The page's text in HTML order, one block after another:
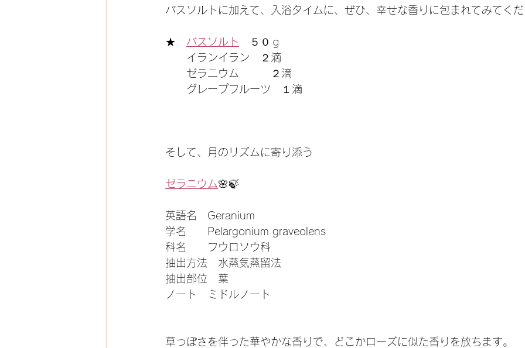
バスソルトに加えて、入浴タイムに、ぜひ、幸せな香りに包まれてみてく
★ バスソルト
５０ｇ
イランイラン　２滴
ゼラニウム　　　２滴
グレープフルーツ　１滴
そして、月のリズムに寄り添う
ゼラニウム🌸🍃
英語名　Geranium
学名　　Pelargonium graveolens
科名　　フウロソウ科
抽出方法　水蒸気蒸留法
抽出部位　葉
ノート　ミドルノート
草っぽさを伴った華やかな香りで、どこかローズに似た香りを放ちます。